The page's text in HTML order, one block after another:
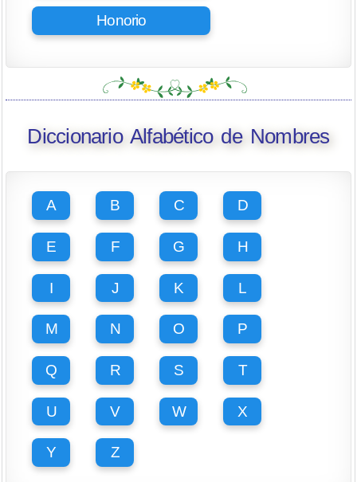
Honorio
Diccionario Alfabético de Nombres
A B C D
E F G H
I J K L
M N O P
Q R S T
U V W X
Y Z